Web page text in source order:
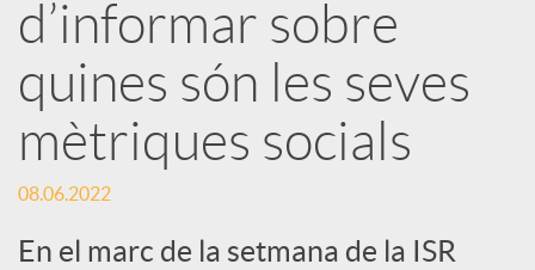
o
c
i
d’informar sobre
quines són les seves
mètriques socials
08.06.2022
En el marc de la setmana de la ISR